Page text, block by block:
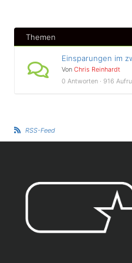
Themen
Einsparungen im
Von Chris Reinhardt
0 Antworten · 916
RSS-Feed